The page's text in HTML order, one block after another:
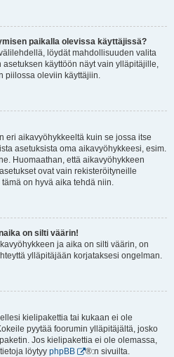
paikalla olevissa käyttäjissä?
löydät mahdollisuuden valita
asetuksen käyttöön näyt vain ylläpitäjille,
piilossa oleviin käyttäjiin.
eri aikavyöhykkeeltä kuin se jossa itse
asetuksista oma aikavyöhykkeesi, esim.
Huomaathan, että aikavyöhykkeen
ovat vain rekisteröityneille
on hyvä aika tehdä niin.
on silti väärin!
ja aika on silti väärin, on
ylläpitäjään korjataksesi ongelman.
kielipakettia tai kukaan ei ole
pyytää foorumin ylläpitäjältä, josko
Jos kielipakettia ei ole olemassa,
löytyy phpBB ®:n sivuilta.